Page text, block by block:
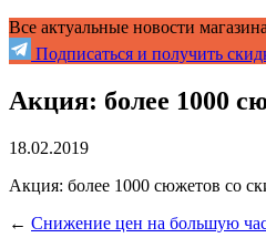
Все актуальные новости
Подписаться и получить
Акция: более 1000
18.02.2019
Акция: более 1000 сюжетов со
← Снижение цен на большую